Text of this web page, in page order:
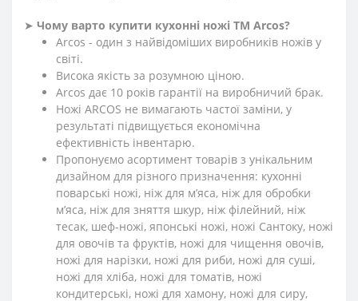
➤ Чому варто купити кухонні ножі ТМ Arcos?
Arcos - один з найвідоміших виробників ножів у
світі.
Висока якість за розумною ціною.
Arcos дає 10 років гарантії на виробничий брак.
Ножі ARCOS не вимагають частої заміни, у
результаті підвищується економічна
ефективність інвентарю.
Пропонуємо асортимент товарів з унікальним
дизайном для різного призначення: кухонні
поварські ножі, ніж для м’яса, ніж для обробки
м’яса, ніж для зняття шкур, ніж філейний, ніж
тесак, шеф-ножі, японські ножі, ножі Сантоку, ножі
для овочів та фруктів, ножі для чищення овочів,
ножі для нарізки, ножі для риби, ножі для суші,
ножі для хліба, ножі для томатів, ножі
кондитерські, ножі для хамону, ножі для сиру,